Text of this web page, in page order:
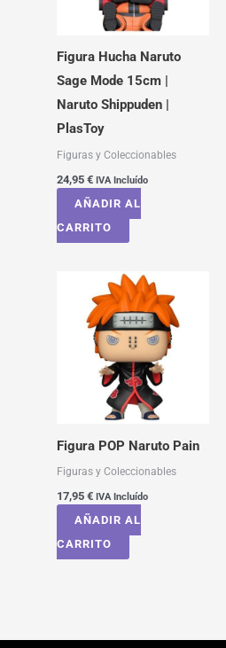
Figura Hucha Naruto
Sage Mode 15cm |
Naruto Shippuden |
PlasToy
Figuras y Coleccionables
24,95 € IVA Incluído
AÑADIR AL
CARRITO
Figura POP Naruto Pain
Figuras y Coleccionables
17,95 € IVA Incluído
AÑADIR AL
CARRITO